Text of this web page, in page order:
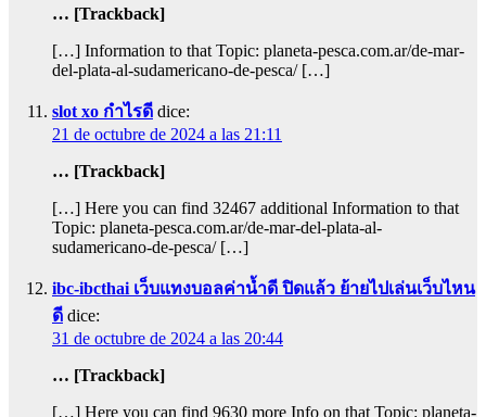
… [Trackback]
[…] Information to that Topic: planeta-pesca.com.ar/de-mar-
del-plata-al-sudamericano-de-pesca/ […]
slot xo กำไรดี dice:
21 de octubre de 2024 a las 21:11
… [Trackback]
[…] Here you can find 32467 additional Information to that
Topic: planeta-pesca.com.ar/de-mar-del-plata-al-
sudamericano-de-pesca/ […]
ibc-ibcthai เว็บแทงบอลค่าน้ำดี ปิดแล้ว ย้ายไปเล่นเว็บไหน
ดี dice:
31 de octubre de 2024 a las 20:44
… [Trackback]
[…] Here you can find 9630 more Info on that Topic: planeta-